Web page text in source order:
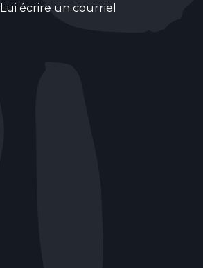
Lui écrire un courriel